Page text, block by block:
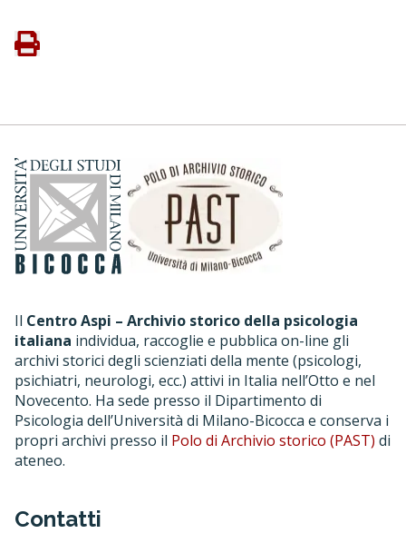
Il Centro Aspi – Archivio storico della psicologia
italiana individua, raccoglie e pubblica on-line gli
archivi storici degli scienziati della mente (psicologi,
psichiatri, neurologi, ecc.) attivi in Italia nell’Otto e nel
Novecento. Ha sede presso il Dipartimento di
Psicologia dell’Università di Milano-Bicocca e conserva i
propri archivi presso il Polo di Archivio storico (PAST) di
ateneo.
Contatti